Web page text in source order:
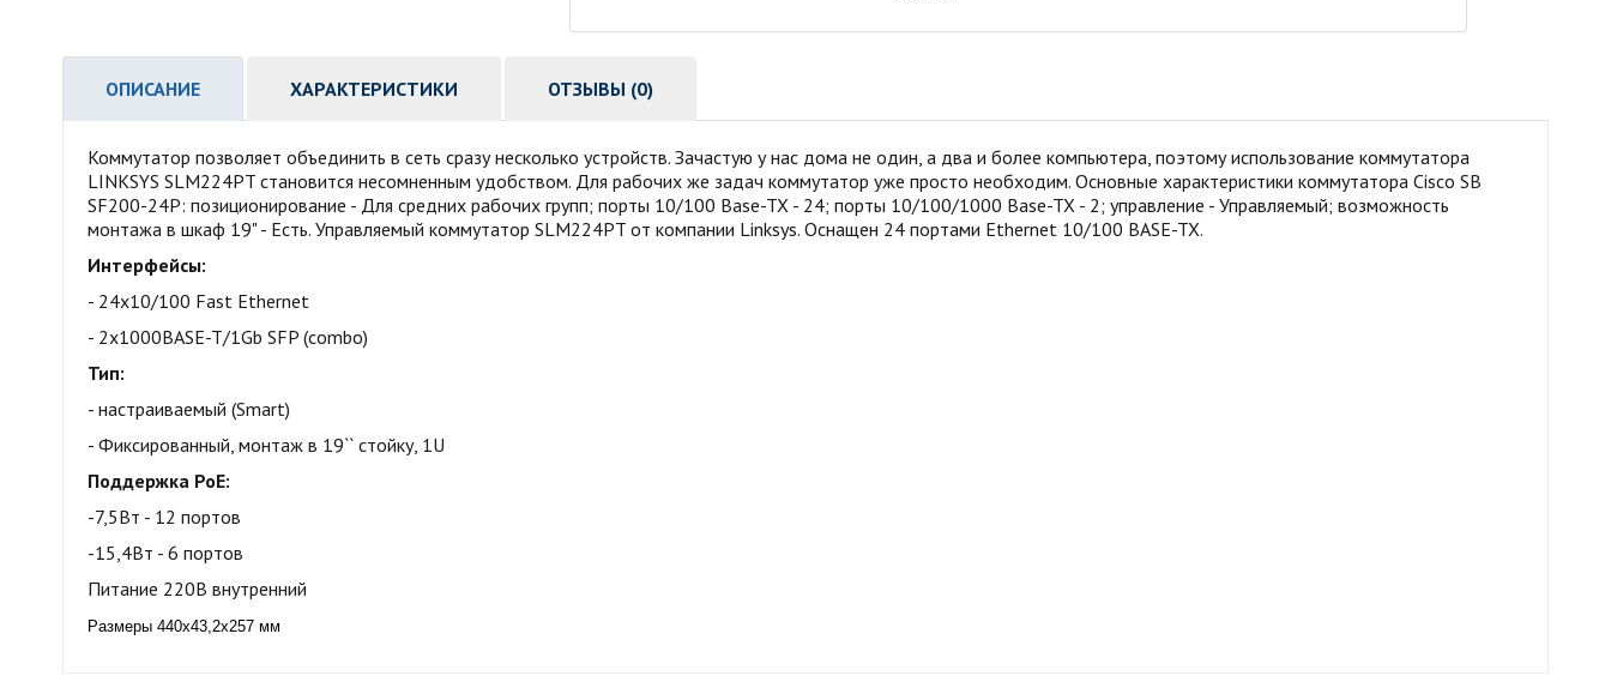
ОПИСАНИЕ ХАРАКТЕРИСТИКИ ОТЗЫВЫ (0)
Коммутатор позволяет объединить в сеть сразу несколько устройств. Зачастую у нас дома не один, а два и более компьютера, поэтому использование коммутатора
LINKSYS SLM224PT становится несомненным удобством. Для рабочих же задач коммутатор уже просто необходим. Основные характеристики коммутатора Cisco SB
SF200-24P: позиционирование - Для средних рабочих групп; порты 10/100 Base-TX - 24; порты 10/100/1000 Base-TX - 2; управление - Управляемый; возможность
монтажа в шкаф 19" - Есть. Управляемый коммутатор SLM224PT от компании Linksys. Оснащен 24 портами Ethernet 10/100 BASE-TX.
Интерфейсы:
- 24х10/100 Fast Ethernet
- 2x1000BASE-T/1Gb SFP (combo)
Тип:
- настраиваемый (Smart)
- Фиксированный, монтаж в 19`` стойку, 1U
Поддержка PoE:
-7,5Вт - 12 портов
-15,4Вт - 6 портов
Питание 220В внутренний
Размеры 440x43,2x257 мм